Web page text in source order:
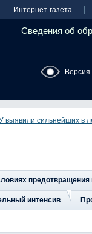
Интернет-газета
Сведения об
выявили сильнейших в
интенсив